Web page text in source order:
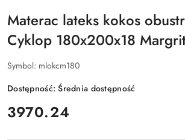
Materac lateks kokos
Cyklop 180x200x18
Symbol: mlokcm180
Dostępność:Średnia dostępność
cena:
3970.24